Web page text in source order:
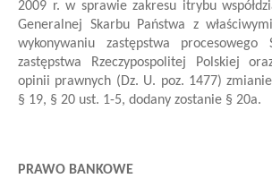
2009 r. w sprawie zakresu itrybu
Generalnej Skarbu Państwa z
wykonywaniu zastępstwa procesowego
zastępstwa Rzeczypospolitej Polskiej
opinii prawnych (Dz. U. poz. 1477)
§ 19, § 20 ust. 1-5, dodany zostanie § 20a.
PRAWO BANKOWE